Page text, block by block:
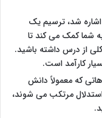
شد، ترسیم یک
شما کمک می کند تا
از درس داشته باشید.
کارآمد است.
که معمولاً دانش
مرتکب می شوند،